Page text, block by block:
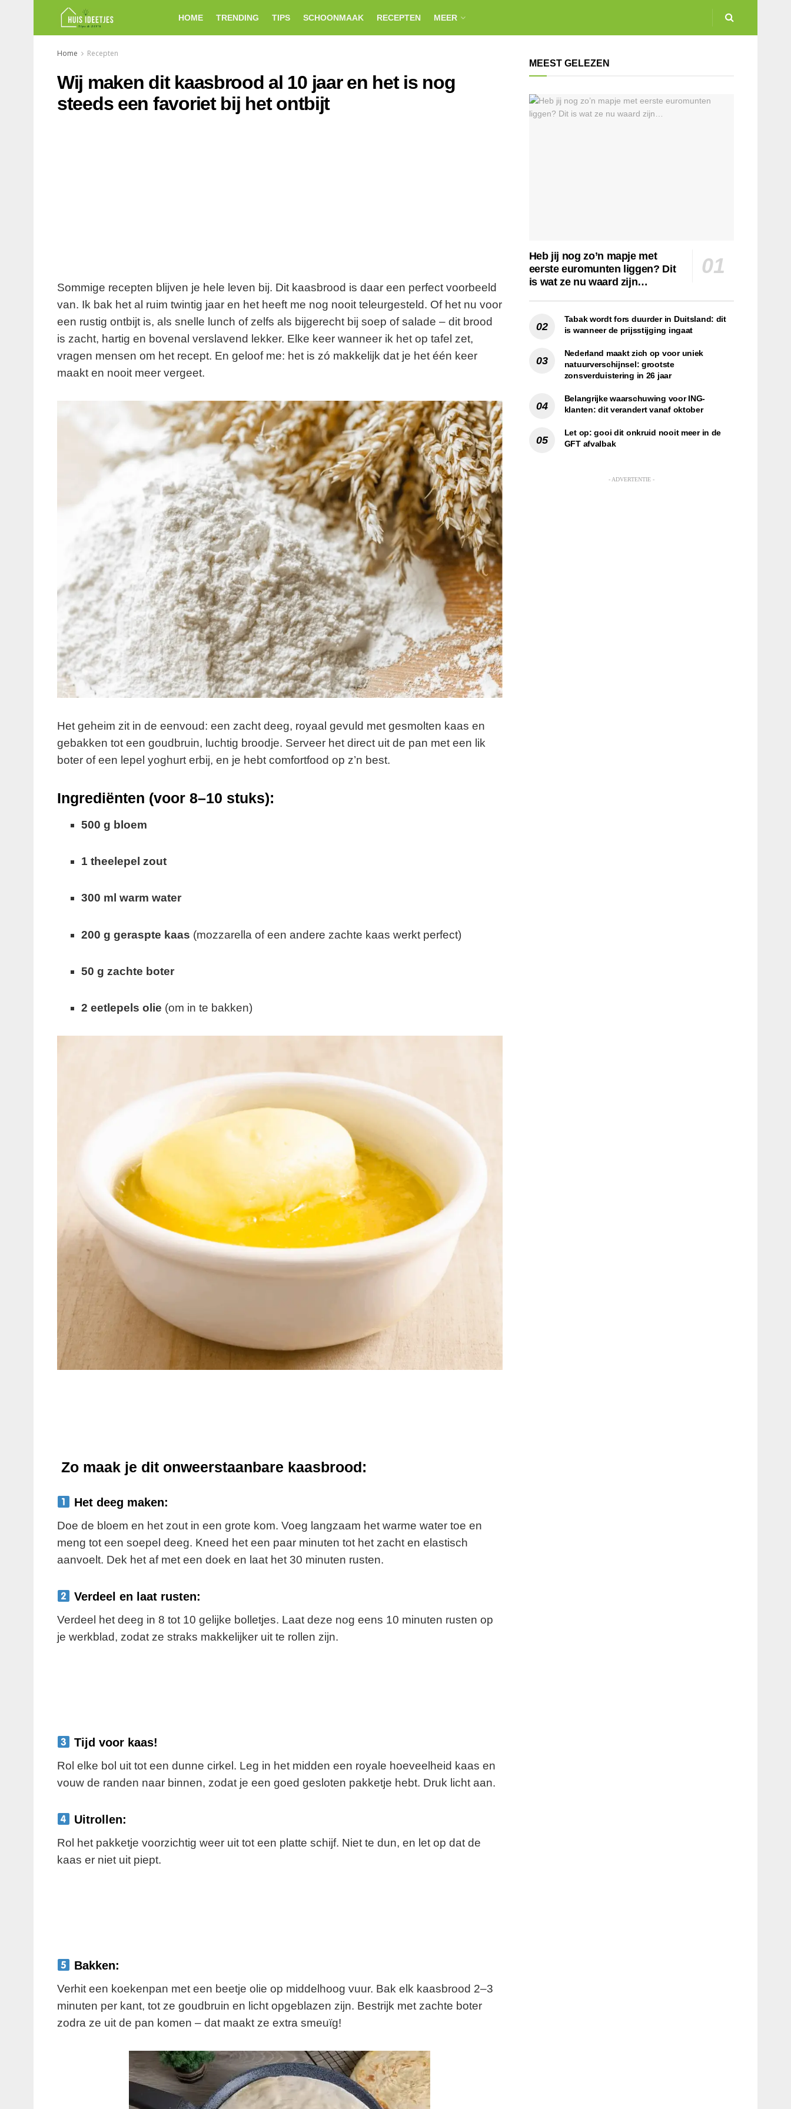
HOME TRENDING TIPS SCHOONMAAK RECEPTEN MEER
Home Recepten
Wij maken dit kaasbrood al 10 jaar en het is nog
steeds een favoriet bij het ontbijt
Sommige recepten blijven je hele leven bij. Dit kaasbrood is daar een perfect voorbeeld
van. Ik bak het al ruim twintig jaar en het heeft me nog nooit teleurgesteld. Of het nu voor
een rustig ontbijt is, als snelle lunch of zelfs als bijgerecht bij soep of salade – dit brood
is zacht, hartig en bovenal verslavend lekker. Elke keer wanneer ik het op tafel zet,
vragen mensen om het recept. En geloof me: het is zó makkelijk dat je het één keer
maakt en nooit meer vergeet.
Het geheim zit in de eenvoud: een zacht deeg, royaal gevuld met gesmolten kaas en
gebakken tot een goudbruin, luchtig broodje. Serveer het direct uit de pan met een lik
boter of een lepel yoghurt erbij, en je hebt comfortfood op z’n best.
Ingrediënten (voor 8–10 stuks):
500 g bloem
1 theelepel zout
300 ml warm water
200 g geraspte kaas (mozzarella of een andere zachte kaas werkt perfect)
50 g zachte boter
2 eetlepels olie (om in te bakken)
Zo maak je dit onweerstaanbare kaasbrood:
Het deeg maken:
Doe de bloem en het zout in een grote kom. Voeg langzaam het warme water toe en
meng tot een soepel deeg. Kneed het een paar minuten tot het zacht en elastisch
aanvoelt. Dek het af met een doek en laat het 30 minuten rusten.
Verdeel en laat rusten:
Verdeel het deeg in 8 tot 10 gelijke bolletjes. Laat deze nog eens 10 minuten rusten op
je werkblad, zodat ze straks makkelijker uit te rollen zijn.
Tijd voor kaas!
Rol elke bol uit tot een dunne cirkel. Leg in het midden een royale hoeveelheid kaas en
vouw de randen naar binnen, zodat je een goed gesloten pakketje hebt. Druk licht aan.
Uitrollen:
Rol het pakketje voorzichtig weer uit tot een platte schijf. Niet te dun, en let op dat de
kaas er niet uit piept.
Bakken:
Verhit een koekenpan met een beetje olie op middelhoog vuur. Bak elk kaasbrood 2–3
minuten per kant, tot ze goudbruin en licht opgeblazen zijn. Bestrijk met zachte boter
zodra ze uit de pan komen – dat maakt ze extra smeuïg!
MEEST GELEZEN
Heb jij nog zo’n mapje met
eerste euromunten liggen? Dit
is wat ze nu waard zijn…
Tabak wordt fors duurder in Duitsland: dit
is wanneer de prijsstijging ingaat
Nederland maakt zich op voor uniek
natuurverschijnsel: grootste
zonsverduistering in 26 jaar
Belangrijke waarschuwing voor ING-
klanten: dit verandert vanaf oktober
Let op: gooi dit onkruid nooit meer in de
GFT afvalbak
- ADVERTENTIE -